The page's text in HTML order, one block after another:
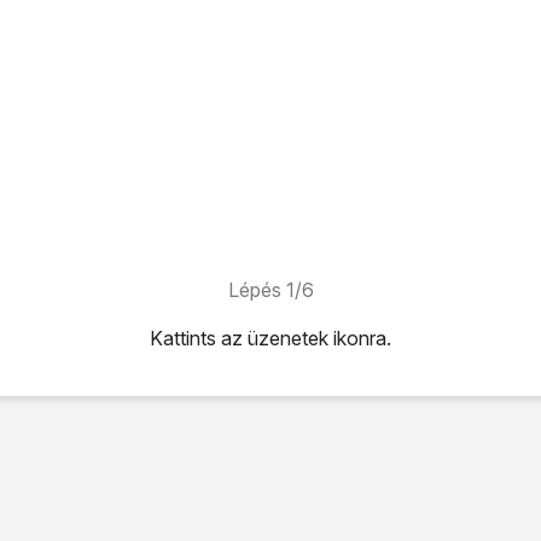
Lépés 1/6
Kattints az üzenetek ikonra.
sarkában találhatóa pontokra.